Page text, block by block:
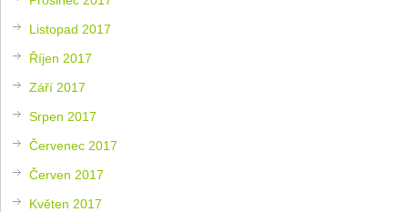
Listopad 2017
Říjen 2017
Září 2017
Srpen 2017
Červenec 2017
Červen 2017
Květen 2017